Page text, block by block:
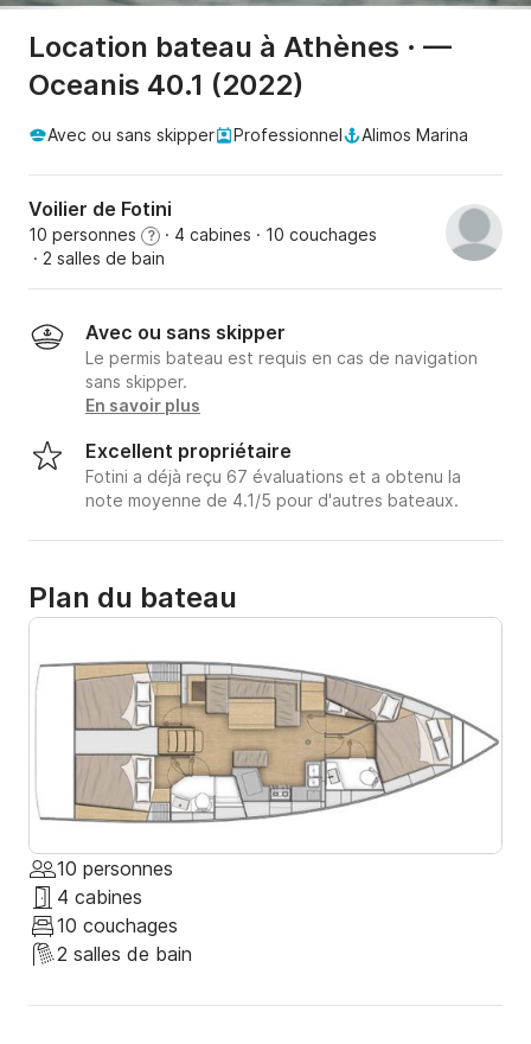
Location bateau à Athènes · —
Oceanis 40.1 (2022)
Avec ou sans skipper Professionnel Alimos Marina
Voilier de Fotini
10 personnes ? · 4 cabines · 10 couchages
· 2 salles de bain
Avec ou sans skipper
Le permis bateau est requis en cas de navigation
sans skipper.
En savoir plus
Excellent propriétaire
Fotini a déjà reçu 67 évaluations et a obtenu la
note moyenne de 4.1/5 pour d'autres bateaux.
Plan du bateau
10 personnes
4 cabines
10 couchages
2 salles de bain